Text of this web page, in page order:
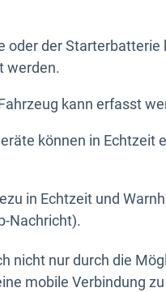
oder der Starterbatterie
werden.
kann erfasst
können in Echtzeit
in Echtzeit und
Nachricht).
nicht nur durch die
mobile Verbindung